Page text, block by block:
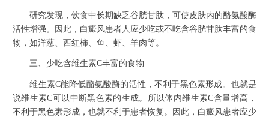
研究发现，饮食中长期缺乏谷胱甘肽，可使皮肤内的酪氨酸酶
活性增强。因此，白癜风患者人应少吃或不吃含谷胱甘肽丰富的食
物，如洋葱、西红柿、鱼、虾、羊肉等。
三、少吃含维生素C丰富的食物
维生素C能降低酪氨酸酶的活性，不利于黑色素形成。也就是
说维生素C可以中断黑色素的生成。所以体内维生素C含量增高，
不利于黑色素形成，也就不利于患者恢复。因此，白癜风患者应少